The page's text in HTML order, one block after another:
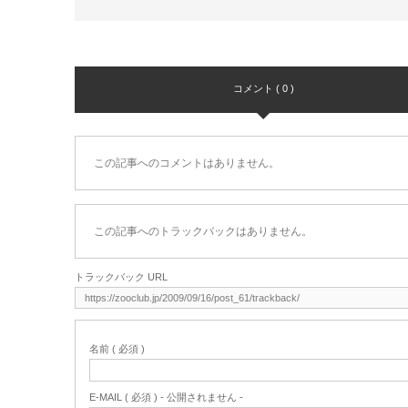
コメント ( 0 )
この記事へのコメントはありません。
この記事へのトラックバックはありません。
トラックバック URL
名前 ( 必須 )
E-MAIL ( 必須 ) - 公開されません -